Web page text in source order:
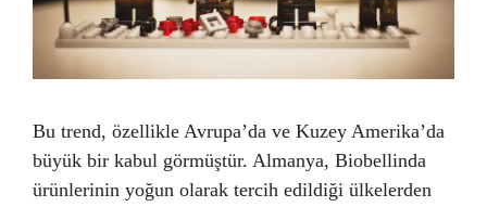
Bu trend, özellikle Avrupa’da ve Kuzey Amerika’da
büyük bir kabul görmüştür. Almanya, Biobellinda
ürünlerinin yoğun olarak tercih edildiği ülkelerden